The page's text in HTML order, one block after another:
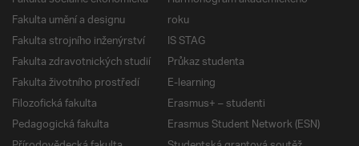
Fakulta umění a designu
Fakulta strojního inženýrství
Fakulta zdravotnických studií
Fakulta životního prostředí
Filozofická fakulta
Pedagogická fakulta
roku
IS STAG
Průkaz studenta
E-learning
Erasmus+ – studenti
Erasmus Student Network (ESN)